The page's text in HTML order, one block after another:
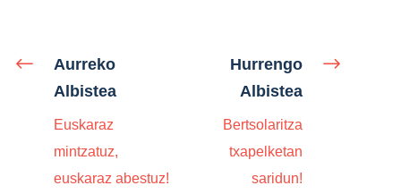
Aurreko
Albistea
Euskaraz
mintzatuz,
euskaraz abestuz!
Hurrengo
Albistea
Bertsolaritza
txapelketan
saridun!